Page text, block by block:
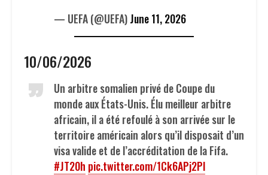
— UEFA (@UEFA)June 11, 2026
10/06/2026
Un arbitre somalien privé de Coupe du
monde aux États-Unis. Élu meilleur arbitre
africain, il a été refoulé à son arrivée sur le
territoire américain alors qu’il disposait d’un
visa valide et de l’accréditation de la Fifa.
#JT20h pic.twitter.com/1Ck6APj2Pl